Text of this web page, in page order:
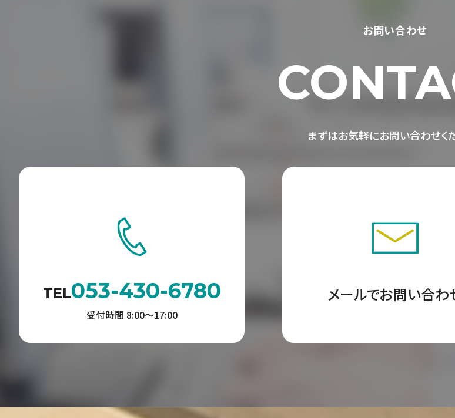
お問い合わせ
まずはお気軽にお問い合わせく
TEL053-430-6780
受付時間 8:00〜17:00
メールでお問い合わ